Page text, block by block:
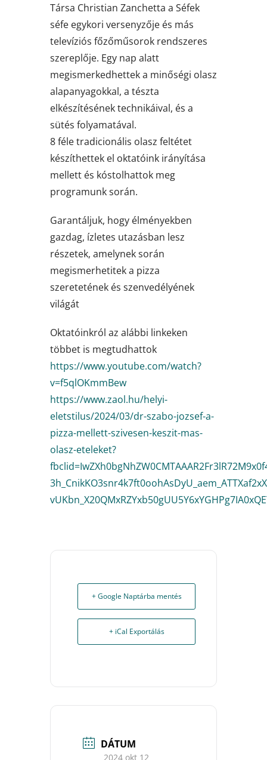
Társa Christian Zanchetta a Séfek
séfe egykori versenyzője és más
televíziós főzőműsorok rendszeres
szereplője. Egy nap alatt
megismerkedhettek a minőségi olasz
alapanyagokkal, a tészta
elkészítésének technikáival, és a
sütés folyamatával.
8 féle tradicionális olasz feltétet
készíthettek el oktatóink irányítása
mellett és kóstolhattok meg
programunk során.
Garantáljuk, hogy élményekben
gazdag, ízletes utazásban lesz
részetek, amelynek során
megismerhetitek a pizza
szeretetének és szenvedélyének
világát
Oktatóinkról az alábbi linkeken
többet is megtudhattok
https://www.youtube.com/watch?
v=f5qlOKmmBew
https://www.zaol.hu/helyi-
eletstilus/2024/03/dr-szabo-jozsef-a-
pizza-mellett-szivesen-keszit-mas-
olasz-eteleket?
+ Google Naptárba mentés
+ iCal Exportálás
DÁTUM
2024 okt 12